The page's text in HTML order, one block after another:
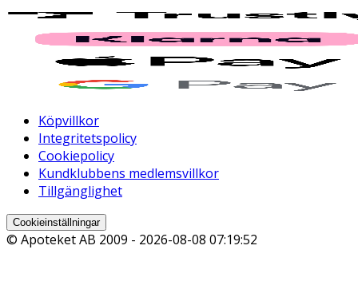
Köpvillkor
Integritetspolicy
Cookiepolicy
Kundklubbens medlemsvillkor
Tillgänglighet
Cookieinställningar
© Apoteket AB 2009 - 2026-08-08 07:19:52